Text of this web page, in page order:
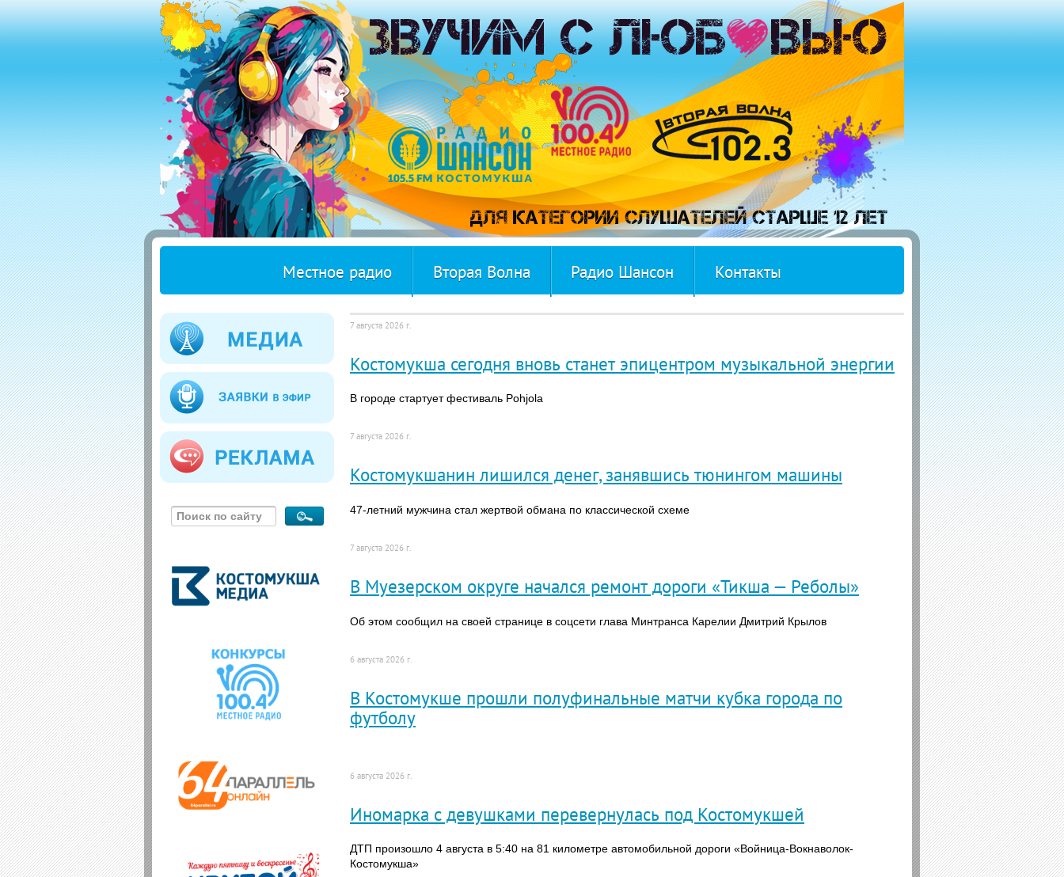
Местное радио Вторая Волна Радио Шансон Контакты
7 августа 2026 г.
Костомукша сегодня вновь станет эпицентром музыкальной энергии
В городе стартует фестиваль Pohjola
7 августа 2026 г.
Костомукшанин лишился денег, занявшись тюнингом машины
47-летний мужчина стал жертвой обмана по классической схеме
7 августа 2026 г.
В Муезерском округе начался ремонт дороги «Тикша — Реболы»
Об этом сообщил на своей странице в соцсети глава Минтранса Карелии Дмитрий Крылов
6 августа 2026 г.
В Костомукше прошли полуфинальные матчи кубка города по
футболу
6 августа 2026 г.
Иномарка с девушками перевернулась под Костомукшей
ДТП произошло 4 августа в 5:40 на 81 километре автомобильной дороги «Войница-Вокнаволок-
Костомукша»